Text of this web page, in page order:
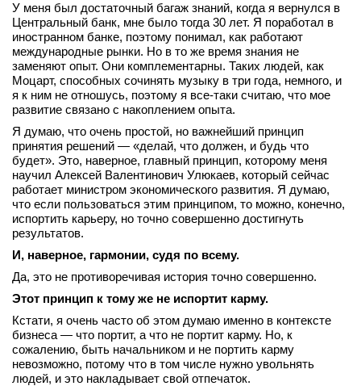
У меня был достаточный багаж знаний, когда я вернулся в
Центральный банк, мне было тогда 30 лет. Я поработал в
иностранном банке, поэтому понимал, как работают
международные рынки. Но в то же время знания не
заменяют опыт. Они комплементарны. Таких людей, как
Моцарт, способных сочинять музыку в три года, немного, и
я к ним не отношусь, поэтому я все‑таки считаю, что мое
развитие связано с накоплением опыта.
Я думаю, что очень простой, но важнейший принцип
принятия решений — «делай, что должен, и будь что
будет». Это, наверное, главный принцип, которому меня
научил Алексей Валентинович Улюкаев, который сейчас
работает министром экономического развития. Я думаю,
что если пользоваться этим принципом, то можно, конечно,
испортить карьеру, но точно совершенно достигнуть
результатов.
И, наверное, гармонии, судя по всему.
Да, это не противоречивая история точно совершенно.
Этот принцип к тому же не испортит карму.
Кстати, я очень часто об этом думаю именно в контексте
бизнеса — что портит, а что не портит карму. Но, к
сожалению, быть начальником и не портить карму
невозможно, потому что в том числе нужно увольнять
людей, и это накладывает свой отпечаток.